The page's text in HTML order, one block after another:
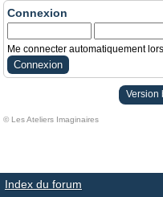
Connexion
Me connecter automatiquement
Version
© Les Ateliers Imaginaires
Index du forum